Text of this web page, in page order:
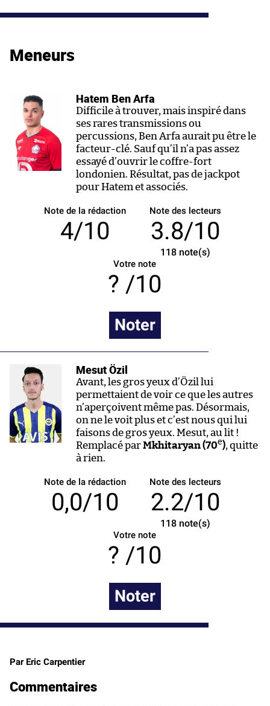
Meneurs
Hatem Ben Arfa
Difficile à trouver, mais inspiré dans
ses rares transmissions ou
percussions, Ben Arfa aurait pu être le
facteur-clé. Sauf qu’il n’a pas assez
essayé d’ouvrir le coffre-fort
londonien. Résultat, pas de jackpot
pour Hatem et associés.
Note de la rédaction
4/10
Note des lecteurs
3.8/10
118note(s)
Votre note
/10
Noter
Mesut Özil
Avant, les gros yeux d’Özil lui
permettaient de voir ce que les autres
n’aperçoivent même pas. Désormais,
on ne le voit plus et c’est nous qui lui
faisons de gros yeux. Mesut, au lit !
Remplacé parMkhitaryan (70e), quitte
à rien.
Note de la rédaction
0,0/10
Note des lecteurs
2.2/10
118note(s)
Votre note
/10
Noter
Par Eric Carpentier
Commentaires